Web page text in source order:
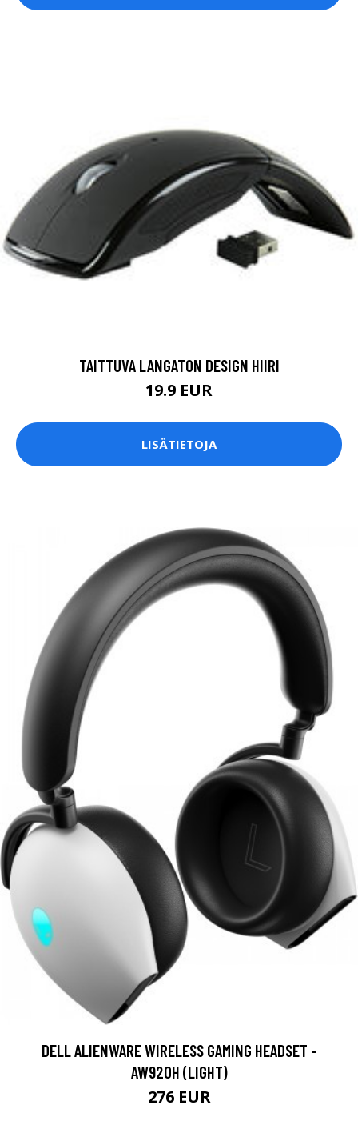
TAITTUVA LANGATON DESIGN HIIRI
19.9 EUR
LISÄTIETOJA
DELL ALIENWARE WIRELESS GAMING HEADSET -
AW920H (LIGHT)
276 EUR